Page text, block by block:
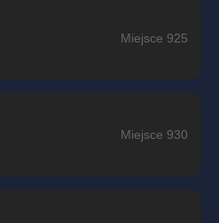
Miejsce 925
Miejsce 930